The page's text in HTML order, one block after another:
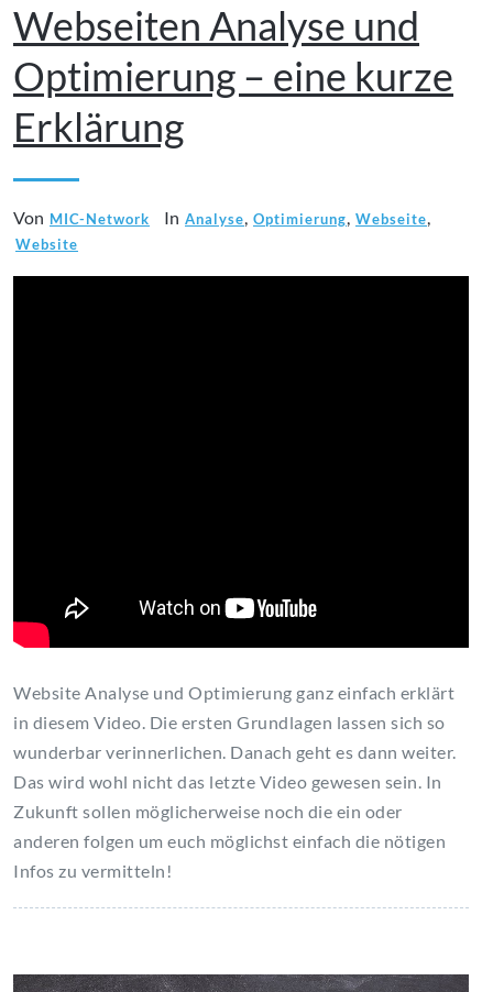
Webseiten Analyse und
Optimierung – eine kurze
Erklärung
Von MIC-Network In Analyse, Optimierung, Webseite,
Website
Website Analyse und Optimierung ganz einfach erklärt
in diesem Video. Die ersten Grundlagen lassen sich so
wunderbar verinnerlichen. Danach geht es dann weiter.
Das wird wohl nicht das letzte Video gewesen sein. In
Zukunft sollen möglicherweise noch die ein oder
anderen folgen um euch möglichst einfach die nötigen
Infos zu vermitteln!